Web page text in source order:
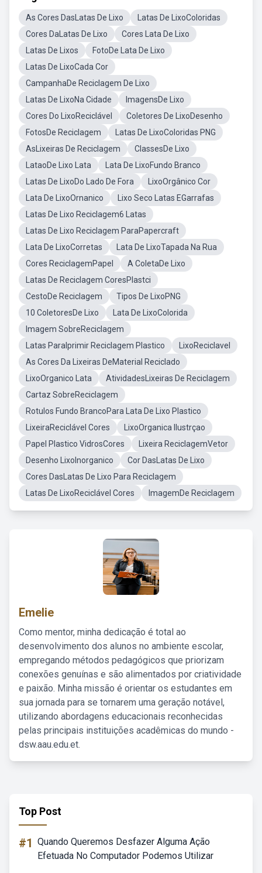
As Cores DasLatas De Lixo
Latas De LixoColoridas
Cores DaLatas De Lixo
Cores Lata De Lixo
Latas De Lixos
FotoDe Lata De Lixo
Latas De LixoCada Cor
CampanhaDe Reciclagem De Lixo
Latas De LixoNa Cidade
ImagensDe Lixo
Cores Do LixoReciclável
Coletores De LixoDesenho
FotosDe Reciclagem
Latas De LixoColoridas PNG
AsLixeiras De Reciclagem
ClassesDe Lixo
LataoDe Lixo Lata
Lata De LixoFundo Branco
Latas De LixoDo Lado De Fora
LixoOrgânico Cor
Lata De LixoOrnanico
Lixo Seco Latas EGarrafas
Latas De Lixo Reciclagem6 Latas
Latas De Lixo Reciclagem ParaPapercraft
Lata De LixoCorretas
Lata De LixoTapada Na Rua
Cores ReciclagemPapel
A ColetaDe Lixo
Latas De Reciclagem CoresPlastci
CestoDe Reciclagem
Tipos De LixoPNG
10 ColetoresDe Lixo
Lata De LixoColorida
Imagem SobreReciclagem
Latas ParaIprimir Reciclagem Plastico
LixoReciclavel
As Cores Da Lixeiras DeMaterial Reciclado
LixoOrganico Lata
AtividadesLixeiras De Reciclagem
Cartaz SobreReciclagem
Rotulos Fundo BrancoPara Lata De Lixo Plastico
LixeiraReciclável Cores
LixoOrganica Ilustrçao
Papel Plastico VidrosCores
Lixeira ReciclagemVetor
Desenho LixoInorganico
Cor DasLatas De Lixo
Cores DasLatas De Lixo Para Reciclagem
Latas De LixoReciclável Cores
ImagemDe Reciclagem
Emelie
Como mentor, minha dedicação é total ao
desenvolvimento dos alunos no ambiente escolar,
empregando métodos pedagógicos que priorizam
conexões genuínas e são alimentados por criatividade
e paixão. Minha missão é orientar os estudantes em
sua jornada para se tornarem uma geração notável,
utilizando abordagens educacionais reconhecidas
pelas principais instituições acadêmicas do mundo -
dsw.aau.edu.et.
Top Post
#1 Quando Queremos Desfazer Alguma Ação
Efetuada No Computador Podemos Utilizar